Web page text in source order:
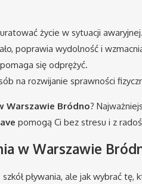
życie w sytuacji awaryjnej.
poprawia wydolność i
się odprężyć.
na rozwijanie sprawności
Warszawie Bródno?
pomogą Ci bez stresu i z
w Warszawie
szkół pływania, ale jak wybrać